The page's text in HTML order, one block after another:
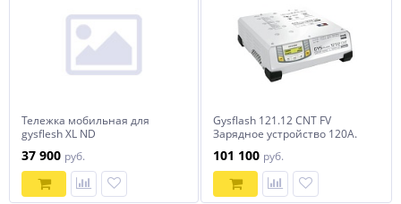
Тележка мобильная для
gysflesh XL ND
37 900 руб.
Gysflash 121.12 CNT FV
Зарядное устройство 120А.
101 100 руб.